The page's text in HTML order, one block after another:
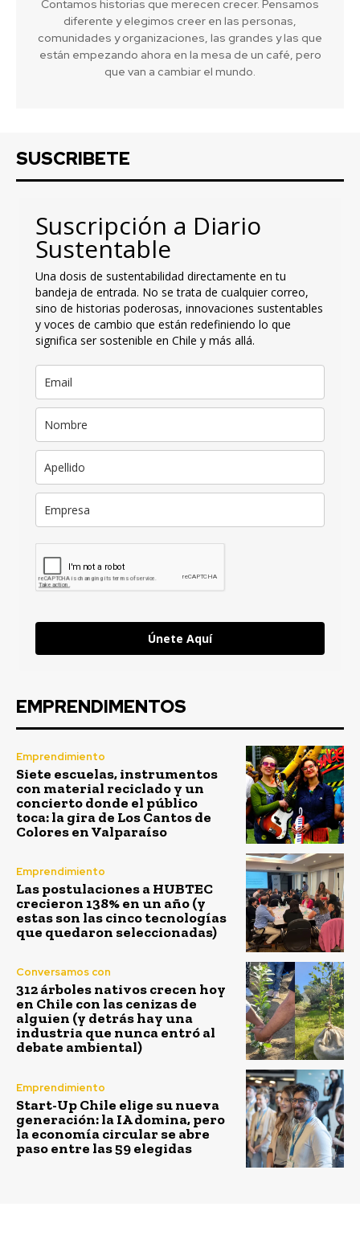
Contamos historias que merecen crecer. Pensamos
diferente y elegimos creer en las personas,
comunidades y organizaciones, las grandes y las que
están empezando ahora en la mesa de un café, pero
que van a cambiar el mundo.
SUSCRIBETE
Suscripción a Diario
Sustentable
Una dosis de sustentabilidad directamente en tu
bandeja de entrada. No se trata de cualquier correo,
sino de historias poderosas, innovaciones sustentables
y voces de cambio que están redefiniendo lo que
significa ser sostenible en Chile y más allá.
Únete Aquí
EMPRENDIMENTOS
Emprendimiento
Siete escuelas, instrumentos
con material reciclado y un
concierto donde el público
toca: la gira de Los Cantos de
Colores en Valparaíso
Emprendimiento
Las postulaciones a HUBTEC
crecieron 138% en un año (y
estas son las cinco tecnologías
que quedaron seleccionadas)
Conversamos con
312 árboles nativos crecen hoy
en Chile con las cenizas de
alguien (y detrás hay una
industria que nunca entró al
debate ambiental)
Emprendimiento
Start-Up Chile elige su nueva
generación: la IA domina, pero
la economía circular se abre
paso entre las 59 elegidas